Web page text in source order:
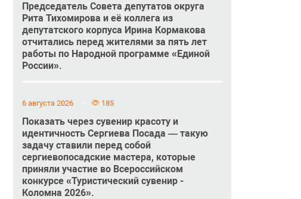
Председатель Совета депутатов округа
Рита Тихомирова и её коллега из
депутатского корпуса Ирина Кормакова
отчитались перед жителями за пять лет
работы по Народной программе «Единой
России».
6 августа 2026 185
Показать через сувенир красоту и
идентичность Сергиева Посада — такую
задачу ставили перед собой
сергиевопосадские мастера, которые
приняли участие во Всероссийском
конкурсе «Туристический сувенир -
Коломна 2026».